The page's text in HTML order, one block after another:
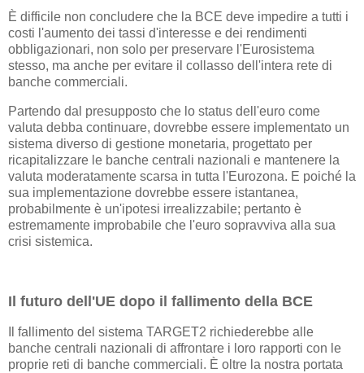
È difficile non concludere che la BCE deve impedire a tutti i
costi l'aumento dei tassi d'interesse e dei rendimenti
obbligazionari, non solo per preservare l'Eurosistema
stesso, ma anche per evitare il collasso dell'intera rete di
banche commerciali.
Partendo dal presupposto che lo status dell'euro come
valuta debba continuare, dovrebbe essere implementato un
sistema diverso di gestione monetaria, progettato per
ricapitalizzare le banche centrali nazionali e mantenere la
valuta moderatamente scarsa in tutta l'Eurozona. E poiché la
sua implementazione dovrebbe essere istantanea,
probabilmente è un'ipotesi irrealizzabile; pertanto è
estremamente improbabile che l'euro sopravviva alla sua
crisi sistemica.
Il futuro dell'UE dopo il fallimento della BCE
Il fallimento del sistema TARGET2 richiederebbe alle
banche centrali nazionali di affrontare i loro rapporti con le
proprie reti di banche commerciali. È oltre la nostra portata